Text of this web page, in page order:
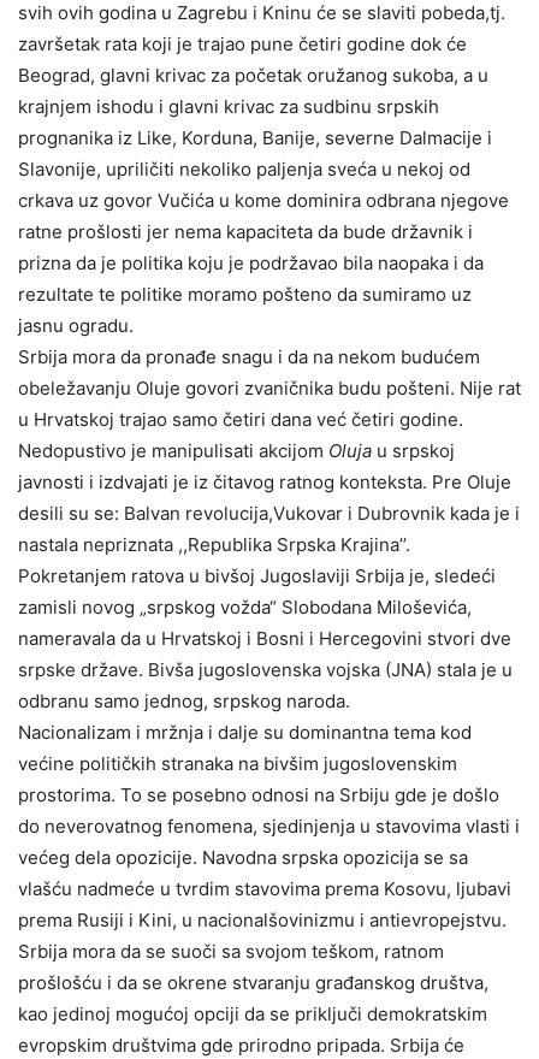
svih ovih godina u Zagrebu i Kninu će se slaviti pobeda,tj.
završetak rata koji je trajao pune četiri godine dok će
Beograd, glavni krivac za početak oružanog sukoba, a u
krajnjem ishodu i glavni krivac za sudbinu srpskih
prognanika iz Like, Korduna, Banije, severne Dalmacije i
Slavonije, upriličiti nekoliko paljenja sveća u nekoj od
crkava uz govor Vučića u kome dominira odbrana njegove
ratne prošlosti jer nema kapaciteta da bude državnik i
prizna da je politika koju je podržavao bila naopaka i da
rezultate te politike moramo pošteno da sumiramo uz
jasnu ogradu.
Srbija mora da pronađe snagu i da na nekom budućem
obeležavanju Oluje govori zvaničnika budu pošteni. Nije rat
u Hrvatskoj trajao samo četiri dana već četiri godine.
Nedopustivo je manipulisati akcijom Oluja u srpskoj
javnosti i izdvajati je iz čitavog ratnog konteksta. Pre Oluje
desili su se: Balvan revolucija,Vukovar i Dubrovnik kada je i
nastala nepriznata ,,Republika Srpska Krajina’’.
Pokretanjem ratova u bivšoj Jugoslaviji Srbija je, sledeći
zamisli novog „srpskog vožda“ Slobodana Miloševića,
nameravala da u Hrvatskoj i Bosni i Hercegovini stvori dve
srpske države. Bivša jugoslovenska vojska (JNA) stala je u
odbranu samo jednog, srpskog naroda.
Nacionalizam i mržnja i dalje su dominantna tema kod
većine političkih stranaka na bivšim jugoslovenskim
prostorima. To se posebno odnosi na Srbiju gde je došlo
do neverovatnog fenomena, sjedinjenja u stavovima vlasti i
većeg dela opozicije. Navodna srpska opozicija se sa
vlašću nadmeće u tvrdim stavovima prema Kosovu, ljubavi
prema Rusiji i Kini, u nacionalšovinizmu i antievropejstvu.
Srbija mora da se suoči sa svojom teškom, ratnom
prošlošću i da se okrene stvaranju građanskog društva,
kao jedinoj mogućoj opciji da se priključi demokratskim
evropskim društvima gde prirodno pripada. Srbija će